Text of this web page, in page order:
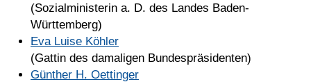
(Sozialministerin a. D. des Landes Baden-
Württemberg)
Eva Luise Köhler
(Gattin des damaligen Bundespräsidenten)
Günther H. Oettinger